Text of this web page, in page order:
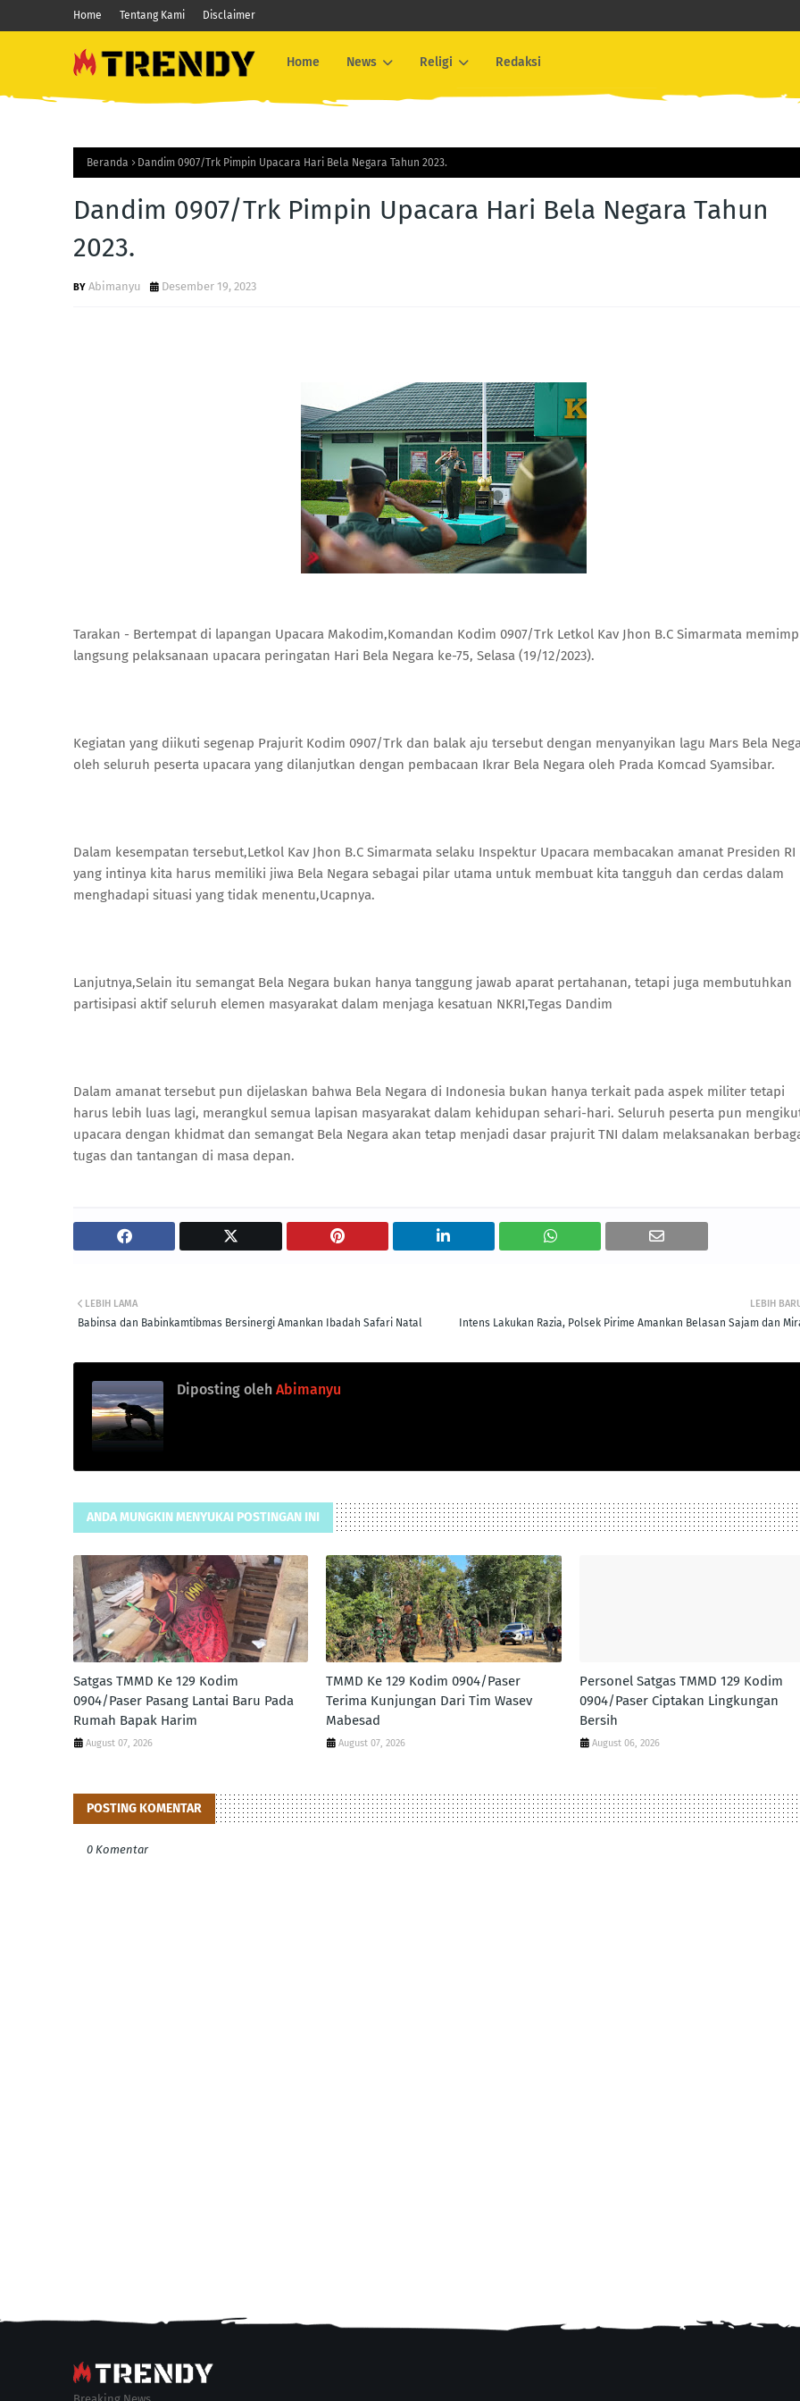
Home Tentang Kami Disclaimer
Home News Religi Redaksi
Beranda Dandim 0907/Trk Pimpin Upacara Hari Bela Negara Tahun 2023.
Dandim 0907/Trk Pimpin Upacara Hari Bela Negara Tahun
2023.
Abimanyu Desember 19, 2023
Tarakan - Bertempat di lapangan Upacara Makodim,Komandan Kodim 0907/Trk Letkol Kav Jhon B.C Simarmata
langsung pelaksanaan upacara peringatan Hari Bela Negara ke-75, Selasa (19/12/2023).
Kegiatan yang diikuti segenap Prajurit Kodim 0907/Trk dan balak aju tersebut dengan menyanyikan lagu Mars Bela
oleh seluruh peserta upacara yang dilanjutkan dengan pembacaan Ikrar Bela Negara oleh Prada Komcad Syamsibar.
Dalam kesempatan tersebut,Letkol Kav Jhon B.C Simarmata selaku Inspektur Upacara membacakan amanat Presiden RI
yang intinya kita harus memiliki jiwa Bela Negara sebagai pilar utama untuk membuat kita tangguh dan cerdas dalam
menghadapi situasi yang tidak menentu,Ucapnya.
Lanjutnya,Selain itu semangat Bela Negara bukan hanya tanggung jawab aparat pertahanan, tetapi juga membutuhkan
partisipasi aktif seluruh elemen masyarakat dalam menjaga kesatuan NKRI,Tegas Dandim
Dalam amanat tersebut pun dijelaskan bahwa Bela Negara di Indonesia bukan hanya terkait pada aspek militer tetapi
harus lebih luas lagi, merangkul semua lapisan masyarakat dalam kehidupan sehari-hari. Seluruh peserta pun
upacara dengan khidmat dan semangat Bela Negara akan tetap menjadi dasar prajurit TNI dalam melaksanakan
tugas dan tantangan di masa depan.
LEBIH
Intens Lakukan Razia, Polsek Pirime Amankan Belasan Sajam dan
LEBIH LAMA
Babinsa dan Babinkamtibmas Bersinergi Amankan Ibadah Safari Natal
Diposting oleh Abimanyu
ANDA MUNGKIN MENYUKAI POSTINGAN INI
Satgas TMMD Ke 129 Kodim
0904/Paser Pasang Lantai Baru Pada
Rumah Bapak Harim
August 07, 2026
TMMD Ke 129 Kodim 0904/Paser
Terima Kunjungan Dari Tim Wasev
Mabesad
August 07, 2026
Personel Satgas TMMD 129 Kodim
0904/Paser Ciptakan Lingkungan
Bersih
August 06, 2026
POSTING KOMENTAR
0 Komentar